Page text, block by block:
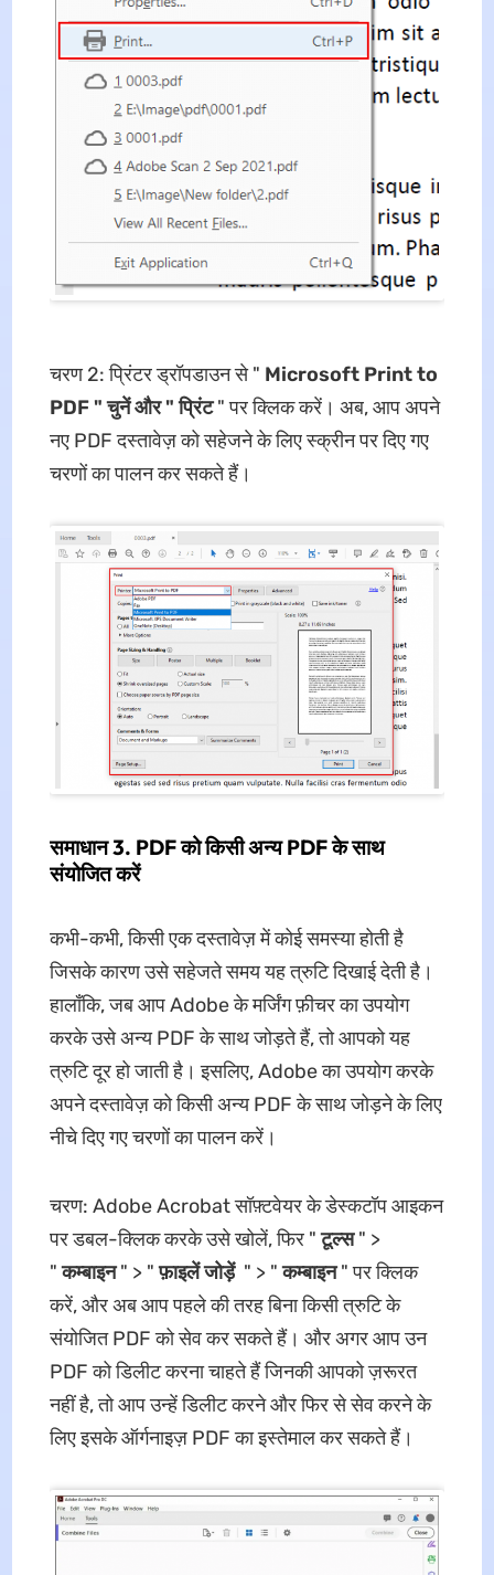
चरण 2: प्रिंटर ड्रॉपडाउन से " Microsoft Print to
PDF " चुनें और "प्रिंट" पर क्लिक करें। अब, आप अपने
नए PDF दस्तावेज़ को सहेजने के लिए स्क्रीन पर दिए गए
चरणों का पालन कर सकते हैं।
समाधान 3. PDF को किसी अन्य PDF के साथ
संयोजित करें
कभी-कभी, किसी एक दस्तावेज़ में कोई समस्या होती है
जिसके कारण उसे सहेजते समय यह त्रुटि दिखाई देती है।
हालाँकि, जब आप Adobe के मर्जिंग फ़ीचर का उपयोग
करके उसे अन्य PDF के साथ जोड़ते हैं, तो आपको यह
त्रुटि दूर हो जाती है। इसलिए, Adobe का उपयोग करके
अपने दस्तावेज़ को किसी अन्य PDF के साथ जोड़ने के लिए
नीचे दिए गए चरणों का पालन करें।
चरण: Adobe Acrobat सॉफ़्टवेयर के डेस्कटॉप आइकन
पर डबल-क्लिक करके उसे खोलें, फिर "टूल्स" >
"कम्बाइन" > "फ़ाइलेंजोड़ें" > "कम्बाइन" पर क्लिक
करें, और अब आप पहले की तरह बिना किसी त्रुटि के
संयोजित PDF को सेव कर सकते हैं। और अगर आप उन
PDF को डिलीट करना चाहते हैं जिनकी आपको ज़रूरत
नहीं है, तो आप उन्हें डिलीट करने और फिर से सेव करने के
लिए इसके ऑर्गनाइज़ PDF का इस्तेमाल कर सकते हैं।